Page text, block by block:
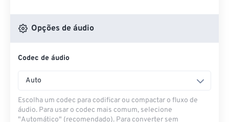
Opções de áudio
Codec de áudio
Auto
Escolha um codec para codificar ou compactar o fluxo de
áudio. Para usar o codec mais comum, selecione
"Automático" (recomendado). Para converter sem